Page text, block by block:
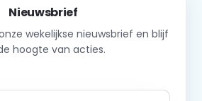
Nieuwsbrief
wekelijkse nieuwsbrief en blijf
hoogte van acties.